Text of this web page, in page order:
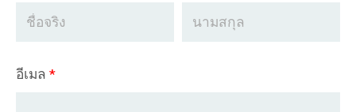
อีเมล *